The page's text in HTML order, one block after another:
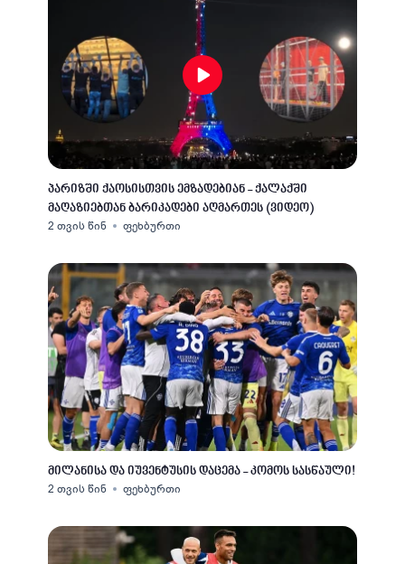
პარიზში ქაოსისთვის ემზადებიან - ქალაქში
მაღაზიებთან ბარიკადები აღმართეს (ვიდეო)
2 თვის წინ ფეხბურთი
მილანისა და იუვენტუსის დაცემა - კომოს სასწაული!
2 თვის წინ ფეხბურთი